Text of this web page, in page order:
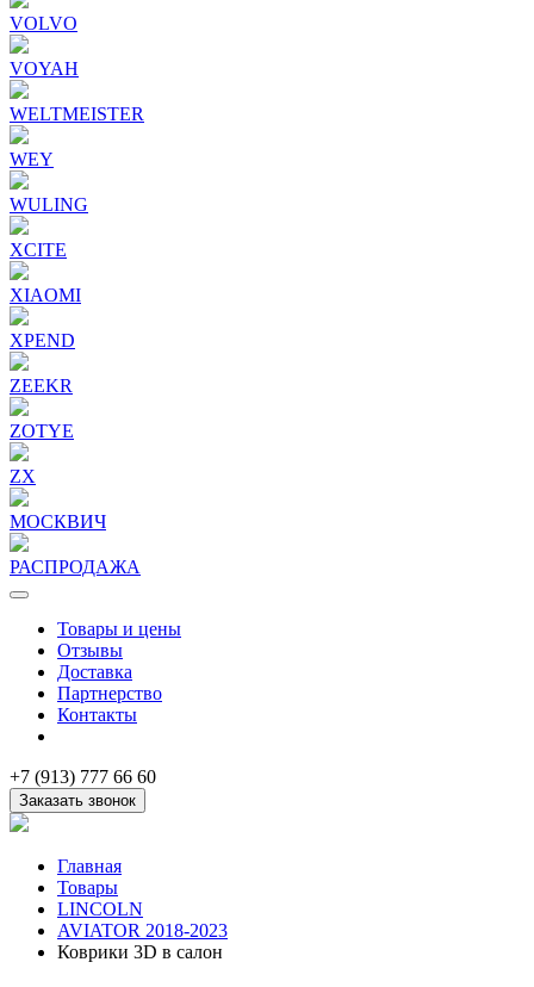
VOLVO
VOYAH
WELTMEISTER
WEY
WULING
XCITE
XIAOMI
XPEND
ZEEKR
ZOTYE
ZX
МОСКВИЧ
РАСПРОДАЖА
Товары и цены
Отзывы
Доставка
Партнерство
Контакты
+7 (913) 777 66 60
Заказать звонок
Главная
Товары
LINCOLN
AVIATOR 2018-2023
Коврики 3D в салон